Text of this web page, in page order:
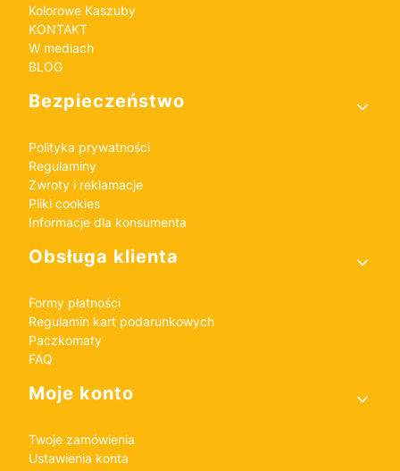
Kolorowe Kaszuby
KONTAKT
W mediach
BLOG
Bezpieczeństwo
Polityka prywatności
Regulaminy
Zwroty i reklamacje
Pliki cookies
Informacje dla konsumenta
Obsługa klienta
Formy płatności
Regulamin kart podarunkowych
Paczkomaty
FAQ
Moje konto
Twoje zamówienia
Ustawienia konta